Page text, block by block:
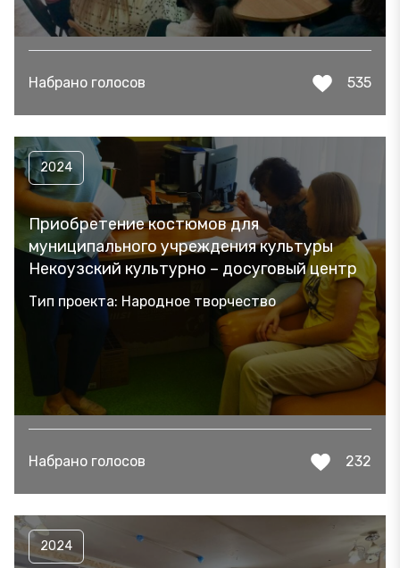
Набрано голосов 535
2024
Приобретение костюмов для
муниципального учреждения культуры
Некоузский культурно – досуговый центр
Тип проекта: Народное творчество
Набрано голосов 232
2024